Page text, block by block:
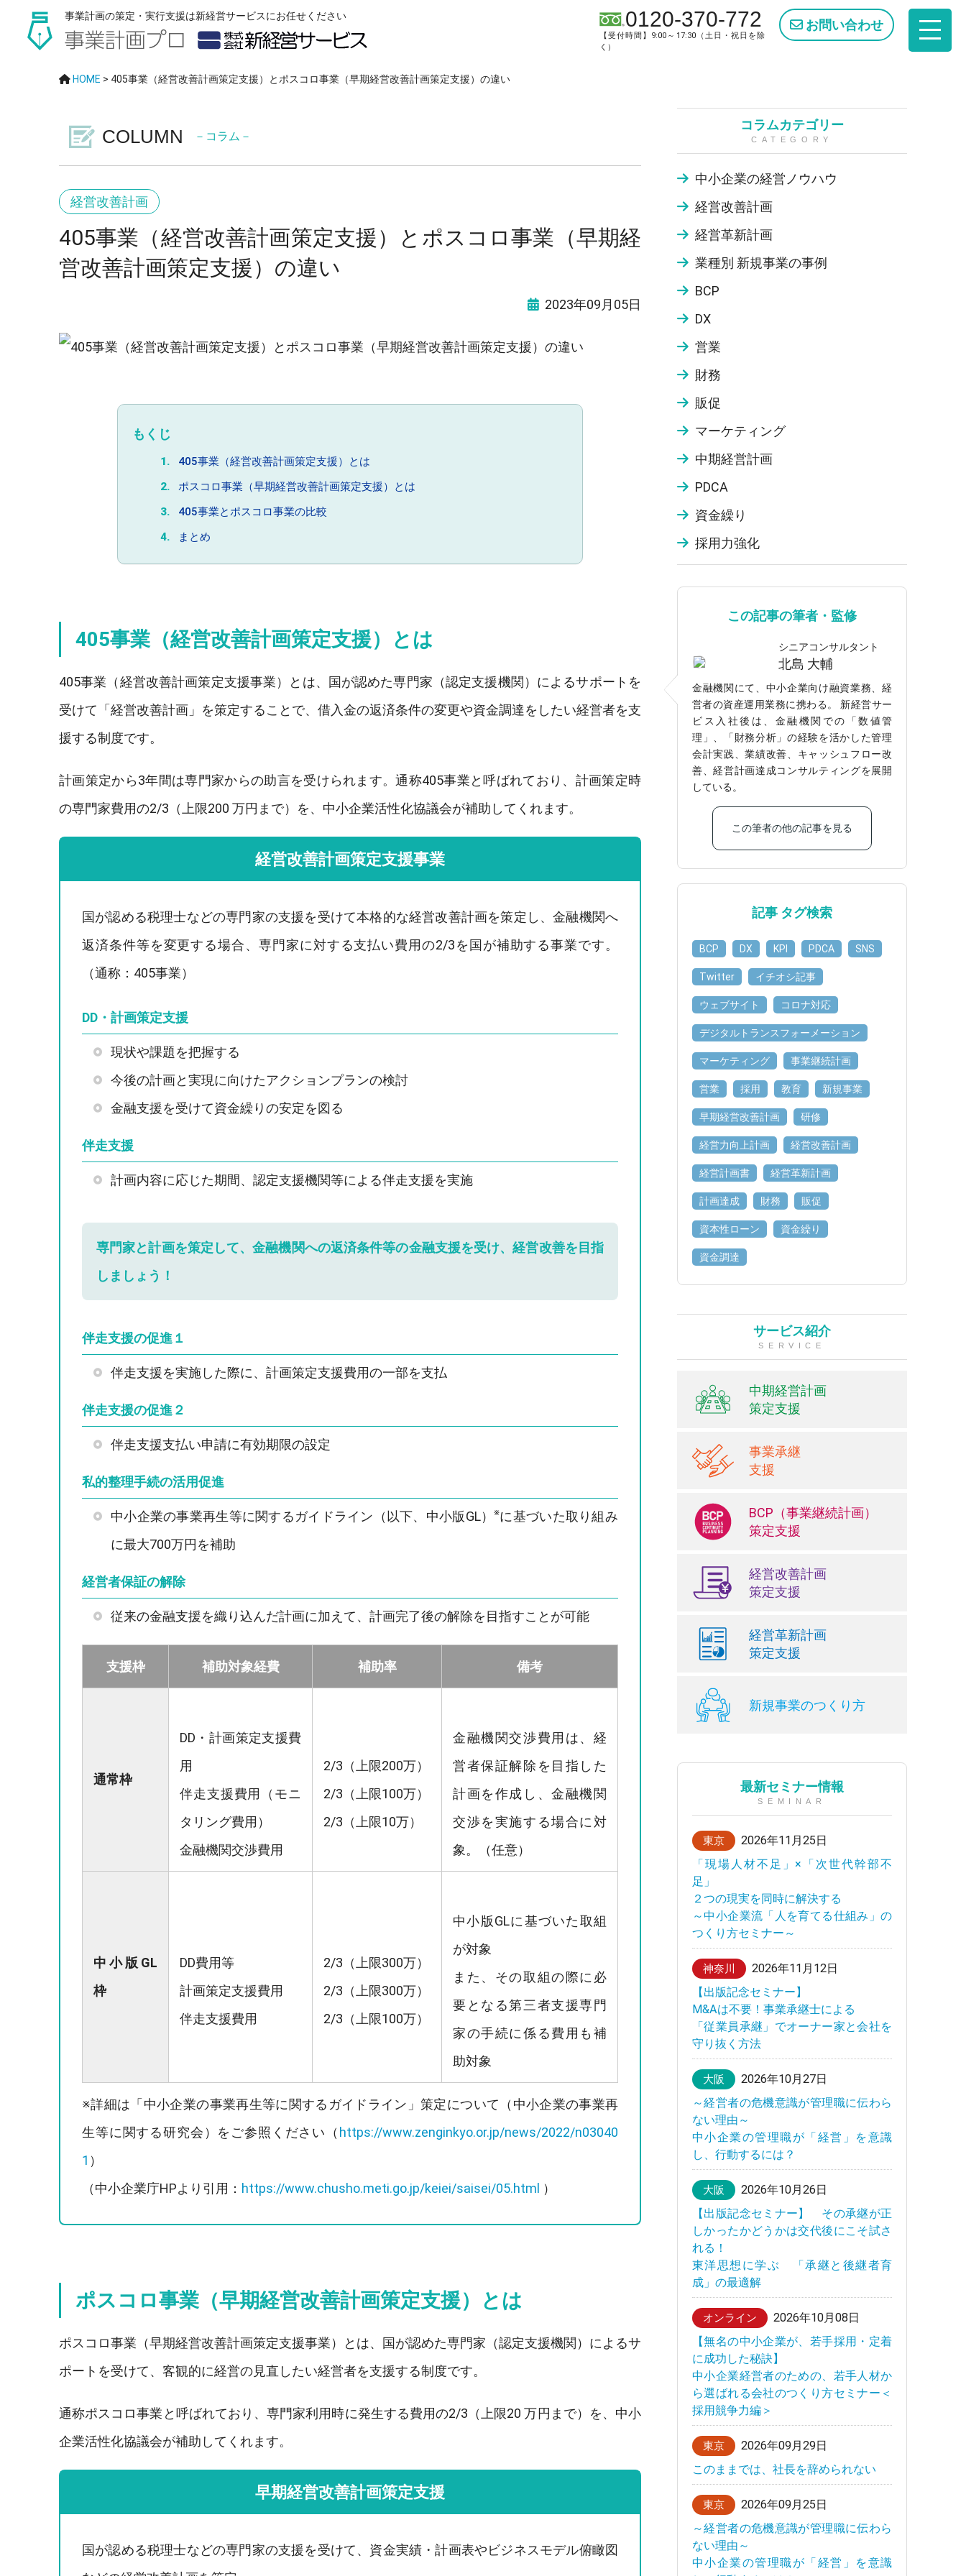
事業計画の策定・実行支援は新経営サービスにお任せください 0120-370-772
【受付時間】9:00～17:30（土日・祝日を除
く）
お問い合わせ
HOME > 405事業（経営改善計画策定支援）とポスコロ事業（早期経営改善計画策定支援）の違い
COLUMN －コラム－
経営改善計画
405事業（経営改善計画策定支援）とポスコロ事業（早期経
営改善計画策定支援）の違い
2023年09月05日
もくじ
405事業（経営改善計画策定支援）とは
ポスコロ事業（早期経営改善計画策定支援）とは
405事業とポスコロ事業の比較
まとめ
405事業（経営改善計画策定支援）とは
405事業（経営改善計画策定支援事業）とは、国が認めた専門家（認定支援機関）によるサポートを
受けて「経営改善計画」を策定することで、借入金の返済条件の変更や資金調達をしたい経営者を支
援する制度です。
計画策定から3年間は専門家からの助言を受けられます。通称405事業と呼ばれており、計画策定時
の専門家費用の2/3（上限200 万円まで）を、中小企業活性化協議会が補助してくれます。
経営改善計画策定支援事業
国が認める税理士などの専門家の支援を受けて本格的な経営改善計画を策定し、金融機関へ
返済条件等を変更する場合、専門家に対する支払い費用の2/3を国が補助する事業です。
（通称：405事業）
DD・計画策定支援
現状や課題を把握する
今後の計画と実現に向けたアクションプランの検討
金融支援を受けて資金繰りの安定を図る
伴走支援
計画内容に応じた期間、認定支援機関等による伴走支援を実施
専門家と計画を策定して、金融機関への返済条件等の金融支援を受け、経営改善を目指
しましょう！
伴走支援の促進１
伴走支援を実施した際に、計画策定支援費用の一部を支払
伴走支援の促進２
伴走支援支払い申請に有効期限の設定
私的整理手続の活用促進
中小企業の事業再生等に関するガイドライン（以下、中小版GL）※に基づいた取り組み
に最大700万円を補助
経営者保証の解除
従来の金融支援を織り込んだ計画に加えて、計画完了後の解除を目指すことが可能
支援枠 補助対象経費 補助率 備考
通常枠
DD・計画策定支援費
用
伴走支援費用（モニ
タリング費用）
金融機関交渉費用
2/3（上限200万）
2/3（上限100万）
2/3（上限10万）
金融機関交渉費用は、経
営者保証解除を目指した
計画を作成し、金融機関
交渉を実施する場合に対
象。（任意）
中小版GL
枠
DD費用等
計画策定支援費用
伴走支援費用
2/3（上限300万）
2/3（上限300万）
2/3（上限100万）
中小版GLに基づいた取組
が対象
また、その取組の際に必
要となる第三者支援専門
家の手続に係る費用も補
助対象
※詳細は「中小企業の事業再生等に関するガイドライン」策定について（中小企業の事業再
生等に関する研究会）をご参照ください（ https://www.zenginkyo.or.jp/news/2022/n03040
1 ）
（中小企業庁HPより引用： https://www.chusho.meti.go.jp/keiei/saisei/05.html ）
ポスコロ事業（早期経営改善計画策定支援）とは
ポスコロ事業（早期経営改善計画策定支援事業）とは、国が認めた専門家（認定支援機関）によるサ
ポートを受けて、客観的に経営の見直したい経営者を支援する制度です。
通称ポスコロ事業と呼ばれており、専門家利用時に発生する費用の2/3（上限20 万円まで）を、中小
企業活性化協議会が補助してくれます。
早期経営改善計画策定支援
国が認める税理士などの専門家の支援を受けて、資金実績・計画表やビジネスモデル俯瞰図
コラムカテゴリー
CATEGORY
中小企業の経営ノウハウ
経営改善計画
経営革新計画
業種別 新規事業の事例
BCP
DX
営業
財務
販促
マーケティング
中期経営計画
PDCA
資金繰り
採用力強化
この記事の筆者・監修
シニアコンサルタント
北島 大輔
金融機関にて、中小企業向け融資業務、経
営者の資産運用業務に携わる。 新経営サー
ビス入社後は、金融機関での「数値管
理」、「財務分析」の経験を活かした管理
会計実践、業績改善、キャッシュフロー改
善、経営計画達成コンサルティングを展開
している。
この筆者の他の記事を見る
記事 タグ検索
BCP DX KPI PDCA SNS
Twitter イチオシ記事
ウェブサイト コロナ対応
デジタルトランスフォーメーション
マーケティング 事業継続計画
営業 採用 教育 新規事業
早期経営改善計画 研修
経営力向上計画 経営改善計画
経営計画書 経営革新計画
計画達成 財務 販促
資本性ローン 資金繰り
資金調達
サービス紹介
SERVICE
中期経営計画
策定支援
事業承継
支援
BCP（事業継続計画）
策定支援
経営改善計画
策定支援
経営革新計画
策定支援
新規事業のつくり方
最新セミナー情報
SEMINAR
東京
2026年11月25日
「現場人材不足」×「次世代幹部不
足」
２つの現実を同時に解決する
～中小企業流「人を育てる仕組み」の
つくり方セミナー～
神奈川
2026年11月12日
【出版記念セミナー】
M&Aは不要！事業承継士による
「従業員承継」でオーナー家と会社を
守り抜く方法
大阪
2026年10月27日
～経営者の危機意識が管理職に伝わら
ない理由～
中小企業の管理職が「経営」を意識
し、行動するには？
大阪
2026年10月26日
【出版記念セミナー】 その承継が正
しかったかどうかは交代後にこそ試さ
れる！
東洋思想に学ぶ 「承継と後継者育
成」の最適解
オンライン
2026年10月08日
【無名の中小企業が、若手採用・定着
に成功した秘訣】
中小企業経営者のための、若手人材か
ら選ばれる会社のつくり方セミナー＜
採用競争力編＞
東京
2026年09月29日
このままでは、社長を辞められない
東京
2026年09月25日
～経営者の危機意識が管理職に伝わら
ない理由～
中小企業の管理職が「経営」を意識